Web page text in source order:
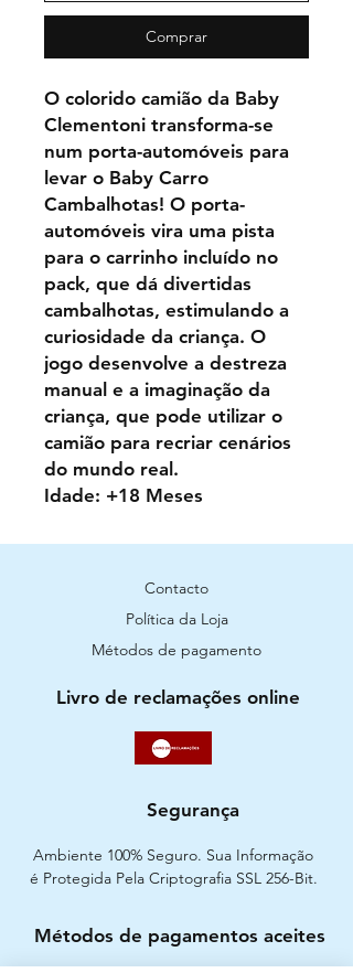
Comprar
O colorido camião da Baby
Clementoni transforma-se
num porta-automóveis para
levar o Baby Carro
Cambalhotas! O porta-
automóveis vira uma pista
para o carrinho incluído no
pack, que dá divertidas
cambalhotas, estimulando a
curiosidade da criança. O
jogo desenvolve a destreza
manual e a imaginação da
criança, que pode utilizar o
camião para recriar cenários
do mundo real.
Idade: +18 Meses
Contacto
Política da Loja
Métodos de pagamento
Livro de reclamações online
Segurança
Ambiente 100% Seguro. Sua Informação
é Protegida Pela Criptografia SSL 256-Bit.
Métodos de pagamentos aceites